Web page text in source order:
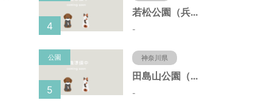
若松公園（兵庫県神戸市）
-
4
公園 神奈川県
田島山公園（神奈川県藤沢市）
-
5